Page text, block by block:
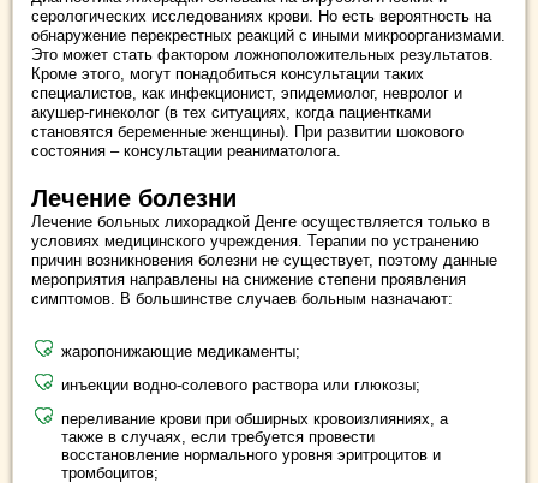
серологических исследованиях крови. Но есть вероятность на
обнаружение перекрестных реакций с иными микроорганизмами.
Это может стать фактором ложноположительных результатов.
Кроме этого, могут понадобиться консультации таких
специалистов, как инфекционист, эпидемиолог, невролог и
акушер-гинеколог (в тех ситуациях, когда пациентками
становятся беременные женщины). При развитии шокового
состояния – консультации реаниматолога.
Лечение болезни
Лечение больных лихорадкой Денге осуществляется только в
условиях медицинского учреждения. Терапии по устранению
причин возникновения болезни не существует, поэтому данные
мероприятия направлены на снижение степени проявления
симптомов. В большинстве случаев больным назначают:
жаропонижающие медикаменты;
инъекции водно-солевого раствора или глюкозы;
переливание крови при обширных кровоизлияниях, а
также в случаях, если требуется провести
восстановление нормального уровня эритроцитов и
тромбоцитов;